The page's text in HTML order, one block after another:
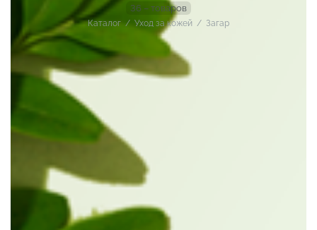
36 – товаров
Каталог / Уход за кожей / Загар